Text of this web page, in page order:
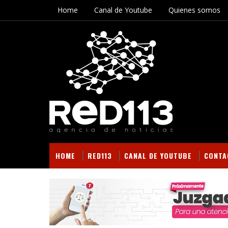
Home Canal de Youtube Quienes somos
HOME RED113 CANAL DE YOUTUBE